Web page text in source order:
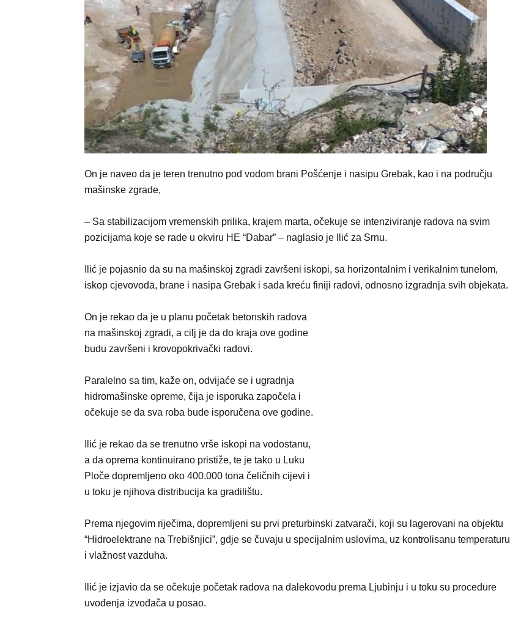
On je naveo da je teren trenutno pod vodom brani Pošćenje i nasipu Grebak, kao i na području
mašinske zgrade,
– Sa stabilizacijom vremenskih prilika, krajem marta, očekuje se intenziviranje radova na svim
pozicijama koje se rade u okviru HE “Dabar” – naglasio je Ilić za Srnu.
Ilić je pojasnio da su na mašinskoj zgradi završeni iskopi, sa horizontalnim i verikalnim tunelom,
iskop cjevovoda, brane i nasipa Grebak i sada kreću finiji radovi, odnosno izgradnja svih objekata.
On je rekao da je u planu početak betonskih radova
na mašinskoj zgradi, a cilj je da do kraja ove godine
budu završeni i krovopokrivački radovi.
Paralelno sa tim, kaže on, odvijaće se i ugradnja
hidromašinske opreme, čija je isporuka započela i
očekuje se da sva roba bude isporučena ove godine.
Ilić je rekao da se trenutno vrše iskopi na vodostanu,
a da oprema kontinuirano pristiže, te je tako u Luku
Ploče dopremljeno oko 400.000 tona čeličnih cijevi i
u toku je njihova distribucija ka gradilištu.
Prema njegovim riječima, dopremljeni su prvi preturbinski zatvarači, koji su lagerovani na objektu
“Hidroelektrane na Trebišnjici”, gdje se čuvaju u specijalnim uslovima, uz kontrolisanu temperaturu
i vlažnost vazduha.
Ilić je izjavio da se očekuje početak radova na dalekovodu prema Ljubinju i u toku su procedure
uvođenja izvođača u posao.